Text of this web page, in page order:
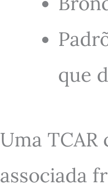
que
Uma
associada